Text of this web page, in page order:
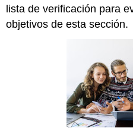
lista de verificación para
objetivos de esta sección.